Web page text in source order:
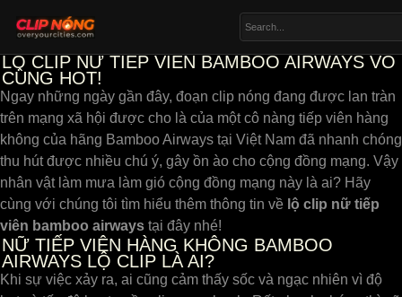
LỘ CLIP NỮ TIẾP VIÊN BAMBOO AIRWAYS VÔ
CÙNG HOT!
Ngay những ngày gần đây, đoạn clip nóng đang được lan tràn
trên mạng xã hội được cho là của một cô nàng tiếp viên hàng
không của hãng Bamboo Airways tại Việt Nam đã nhanh chóng
thu hút được nhiều chú ý, gây ồn ào cho cộng đồng mạng. Vậy
nhân vật làm mưa làm gió cộng đồng mạng này là ai? Hãy
cùng với chúng tôi tìm hiểu thêm thông tin về lộ clip nữ tiếp
viên bamboo airways tại đây nhé!
NỮ TIẾP VIÊN HÀNG KHÔNG BAMBOO
AIRWAYS LỘ CLIP LÀ AI?
Khi sự việc xảy ra, ai cũng cảm thấy sốc và ngạc nhiên vì độ